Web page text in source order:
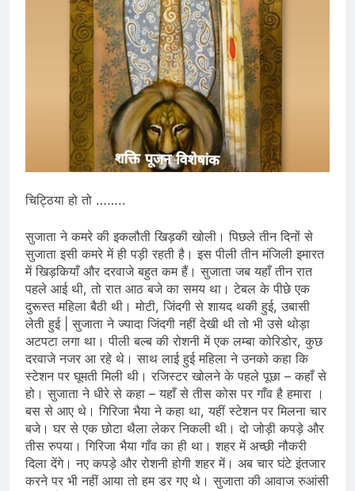
चिट्ठिया हो तो ……..
सुजाता ने कमरे की इकलौती खिड़की खोली। पिछले तीन दिनों से
सुजाता इसी कमरे में ही पड़ी रहती है। इस पीली तीन मंजिली इमारत
में खिड़कियाँ और दरवाजे बहुत कम हैं। सुजाता जब यहाँ तीन रात
पहले आई थी, तो रात आठ बजे का समय था। टेबल के पीछे एक
दुरूस्त महिला बैठी थी। मोटी, जिंदगी से शायद थकी हुई, उबासी
लेती हुई | सुजाता ने ज्यादा जिंदगी नहीं देखी थी तो भी उसे थोड़ा
अटपटा लगा था। पीली बल्ब की रोशनी में एक लम्बा कोरिडोर, कुछ
दरवाजे नजर आ रहे थे। साथ लाई हुई महिला ने उनको कहा कि
स्टेशन पर घूमती मिली थी। रजिस्टर खोलने के पहले पूछा – कहाँ से
हो। सुजाता ने धीरे से कहा – यहाँ से तीस कोस पर गाँव है हमारा ।
बस से आए थे। गिरिजा भैया ने कहा था, यहीं स्टेशन पर मिलना चार
बजे। घर से एक छोटा थैला लेकर निकली थी। दो जोड़ी कपड़े और
तीस रुपया। गिरिजा भैया गाँव का ही था। शहर में अच्छी नौकरी
दिला देंगे। नए कपड़े और रोशनी होगी शहर में। अब चार घंटे इंतजार
करने पर भी नहीं आया तो हम डर गए थे। सुजाता की आवाज रुआंसी